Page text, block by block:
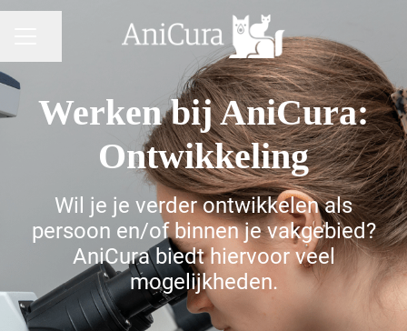
Werken bij AniCura:
Ontwikkeling
Wil je je verder ontwikkelen als
persoon en/of binnen je vakgebied?
AniCura biedt hiervoor veel
mogelijkheden.